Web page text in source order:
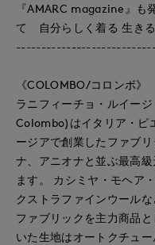
『AMARC magazine』も
て 自分らしく着る 生きる
《COLOMBO/コロンボ》
ラニフィーチョ・ルイー
Colombo)はイタリア・ピ
ージアで創業したファブ
ナ、アニオナと並ぶ最高
ます。 カシミヤ・モヘア
クストラファインウール
ファブリックを主力商品
いた生地はオートクチュ